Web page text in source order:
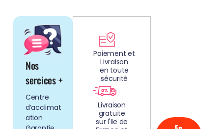
Nos
sercices +
Centre
d’acclimat
ation
Paiement et
Livraison
en toute
sécurité
Livraison
gratuite
sur l'Ile de